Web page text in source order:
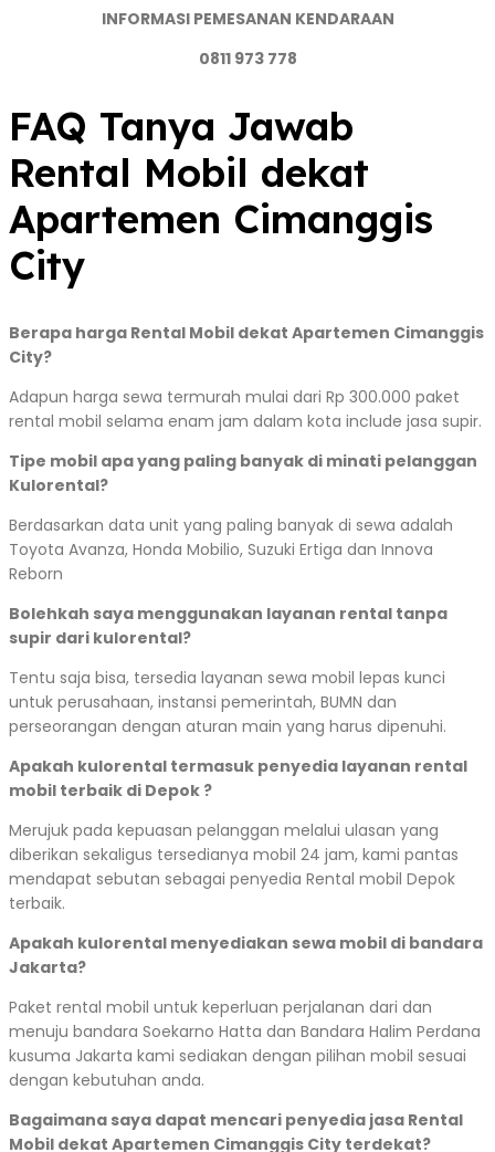
INFORMASI PEMESANAN KENDARAAN
0811 973 778
FAQ Tanya Jawab
Rental Mobil dekat
Apartemen Cimanggis
City
Berapa harga Rental Mobil dekat Apartemen Cimanggis
City?
Adapun harga sewa termurah mulai dari Rp 300.000 paket
rental mobil selama enam jam dalam kota include jasa supir.
Tipe mobil apa yang paling banyak di minati pelanggan
Kulorental?
Berdasarkan data unit yang paling banyak di sewa adalah
Toyota Avanza, Honda Mobilio, Suzuki Ertiga dan Innova
Reborn
Bolehkah saya menggunakan layanan rental tanpa
supir dari kulorental?
Tentu saja bisa, tersedia layanan sewa mobil lepas kunci
untuk perusahaan, instansi pemerintah, BUMN dan
perseorangan dengan aturan main yang harus dipenuhi.
Apakah kulorental termasuk penyedia layanan rental
mobil terbaik di Depok ?
Merujuk pada kepuasan pelanggan melalui ulasan yang
diberikan sekaligus tersedianya mobil 24 jam, kami pantas
mendapat sebutan sebagai penyedia Rental mobil Depok
terbaik.
Apakah kulorental menyediakan sewa mobil di bandara
Jakarta?
Paket rental mobil untuk keperluan perjalanan dari dan
menuju bandara Soekarno Hatta dan Bandara Halim Perdana
kusuma Jakarta kami sediakan dengan pilihan mobil sesuai
dengan kebutuhan anda.
Bagaimana saya dapat mencari penyedia jasa Rental
Mobil dekat Apartemen Cimanggis City terdekat?